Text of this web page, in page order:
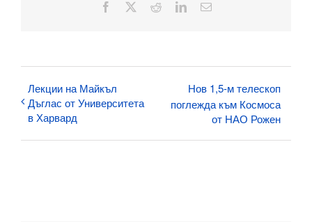
Facebook RedditLinkedInЕлектронна
Лекции на Майкъл
Дъглас от Университета
в Харвард
Нов 1,5-м телескоп
поглежда към Космоса
от НАО Рожен